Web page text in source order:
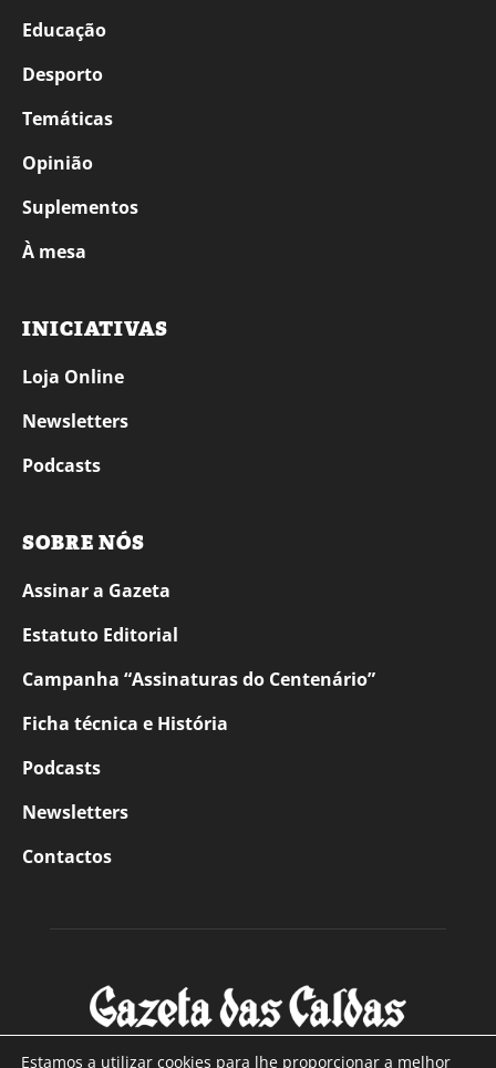
Educação
Desporto
Temáticas
Opinião
Suplementos
À mesa
INICIATIVAS
Loja Online
Newsletters
Podcasts
SOBRE NÓS
Assinar a Gazeta
Estatuto Editorial
Campanha “Assinaturas do Centenário”
Ficha técnica e História
Podcasts
Newsletters
Contactos
Estamos a utilizar cookies para lhe proporcionar a melhor